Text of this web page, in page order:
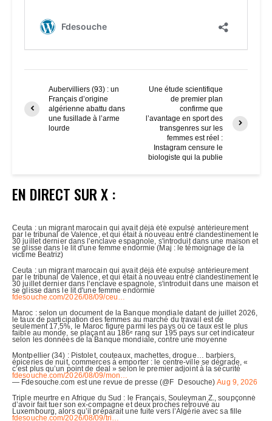
Aubervilliers (93) : un
Français d’origine
algérienne abattu dans
une fusillade à l’arme
lourde
Une étude scientifique
de premier plan
confirme que
l’avantage en sport des
transgenres sur les
femmes est réel :
Instagram censure le
biologiste qui la publie
EN DIRECT SUR X :